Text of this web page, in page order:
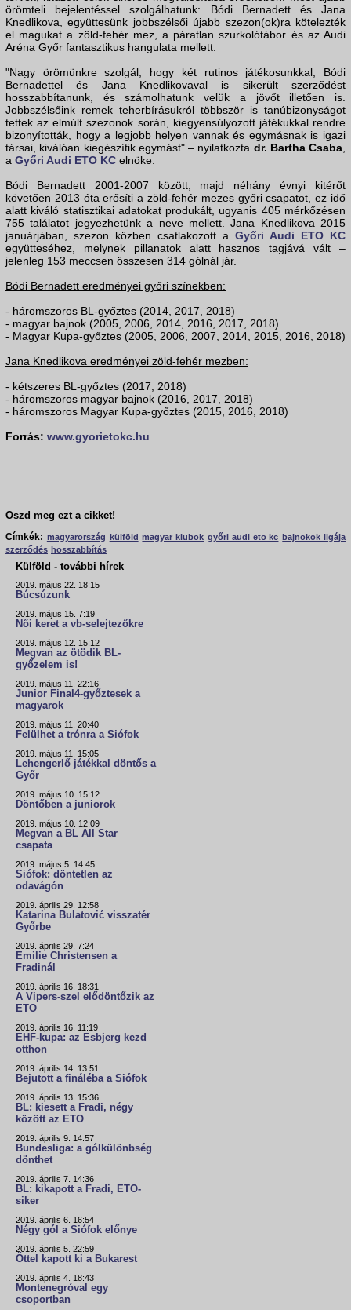
örömteli bejelentéssel szolgálhatunk: Bódi Bernadett és Jana
Knedlikova, együttesünk jobbszélsői újabb szezon(ok)ra kötelezték
el magukat a zöld-fehér mez, a páratlan szurkolótábor és az Audi
Aréna Győr fantasztikus hangulata mellett.
"Nagy örömünkre szolgál, hogy két rutinos játékosunkkal, Bódi
Bernadettel és Jana Knedlikovaval is sikerült szerződést
hosszabbítanunk, és számolhatunk velük a jövőt illetően is.
Jobbszélsőink remek teherbírásukról többször is tanúbizonyságot
tettek az elmúlt szezonok során, kiegyensúlyozott játékukkal rendre
bizonyították, hogy a legjobb helyen vannak és egymásnak is igazi
társai, kiválóan kiegészítik egymást" – nyilatkozta dr. Bartha Csaba,
a Győri Audi ETO KC elnöke.
Bódi Bernadett 2001-2007 között, majd néhány évnyi kitérőt
követően 2013 óta erősíti a zöld-fehér mezes győri csapatot, ez idő
alatt kiváló statisztikai adatokat produkált, ugyanis 405 mérkőzésen
755 találatot jegyezhetünk a neve mellett. Jana Knedlikova 2015
januárjában, szezon közben csatlakozott a Győri Audi ETO KC
együtteséhez, melynek pillanatok alatt hasznos tagjává vált –
jelenleg 153 meccsen összesen 314 gólnál jár.
Bódi Bernadett eredményei győri színekben:
- háromszoros BL-győztes (2014, 2017, 2018)
- magyar bajnok (2005, 2006, 2014, 2016, 2017, 2018)
- Magyar Kupa-győztes (2005, 2006, 2007, 2014, 2015, 2016, 2018)
Jana Knedlikova eredményei zöld-fehér mezben:
- kétszeres BL-győztes (2017, 2018)
- háromszoros magyar bajnok (2016, 2017, 2018)
- háromszoros Magyar Kupa-győztes (2015, 2016, 2018)
Forrás: www.gyorietokc.hu
Oszd meg ezt a cikket!
Címkék: magyarország külföld magyar klubok győri audi eto kc bajnokok ligája
szerződés hosszabbítás
Külföld - további hírek
2019. május 22. 18:15
Búcsúzunk
2019. május 15. 7:19
Női keret a vb-selejtezőkre
2019. május 12. 15:12
Megvan az ötödik BL-
győzelem is!
2019. május 11. 22:16
Junior Final4-győztesek a
magyarok
2019. május 11. 20:40
Felülhet a trónra a Siófok
2019. május 11. 15:05
Lehengerlő játékkal döntős a
Győr
2019. május 10. 15:12
Döntőben a juniorok
2019. május 10. 12:09
Megvan a BL All Star
csapata
2019. május 5. 14:45
Siófok: döntetlen az
odavágón
2019. április 29. 12:58
Katarina Bulatović visszatér
Győrbe
2019. április 29. 7:24
Emilie Christensen a
Fradinál
2019. április 16. 18:31
A Vipers-szel elődöntőzik az
ETO
2019. április 16. 11:19
EHF-kupa: az Esbjerg kezd
otthon
2019. április 14. 13:51
Bejutott a fináléba a Siófok
2019. április 13. 15:36
BL: kiesett a Fradi, négy
között az ETO
2019. április 9. 14:57
Bundesliga: a gólkülönbség
dönthet
2019. április 7. 14:36
BL: kikapott a Fradi, ETO-
siker
2019. április 6. 16:54
Négy gól a Siófok előnye
2019. április 5. 22:59
Öttel kapott ki a Bukarest
2019. április 4. 18:43
Montenegróval egy
csoportban